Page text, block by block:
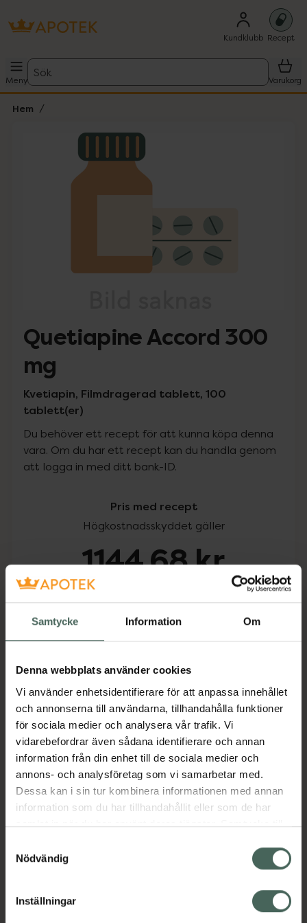
Samtycke Information Om
Denna webbplats använder cookies
Vi använder enhetsidentifierare för att anpassa innehållet
och annonserna till användarna, tillhandahålla funktioner
för sociala medier och analysera vår trafik. Vi
vidarebefordrar även sådana identifierare och annan
information från din enhet till de sociala medier och
annons- och analysföretag som vi samarbetar med.
Dessa kan i sin tur kombinera informationen med annan
information som du har tillhandahållit eller som de har
samlat in när du har använt deras tjänster. Samtycke till
återkalla ditt samtycke via webbplatsens
cookieinställningar. Ett återkallat samtycke påverkar inte
lagligheten av behandling som skett innan återkallelsen.
Nödvändig
Inställningar
Kundklubb Recept
Meny
Sök
Varukorg
Hem
Lista: . Innehåller 1 objekt.
Quetiapine Accord 300
mg
Kvetiapin, Filmdragerad tablett, 100
tablett(er)
Du behöver ett recept för att kunna köpa denna
vara. Om du har ett recept kan du handla genom
att logga in med ditt bank-ID.
Pris med recept
Högkostnadsskyddet gäller
1144,68 kr
Köp via ditt recept
Aktuella erbjudanden
Beskrivning Dölj
Läs alltid bipacksedeln innan
användning.
EAN:05060149313619
Bipacksedel från FASS Visa